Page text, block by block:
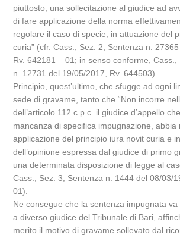
piuttosto, una sollecitazione al giudice ad
di fare applicazione della norma
regolare il caso di specie, in attuazione del
curia” (cfr. Cass., Sez. 2, Sentenza n.
Rv. 642181 – 01; in senso conforme, Cass.,
n. 12731 del 19/05/2017, Rv. 644503).
Principio, quest’ultimo, che sfugge ad ogni
sede di gravame, tanto che “Non incorre
dell’articolo 112 c.p.c. il giudice d’appello
mancanza di specifica impugnazione, abbia
applicazione del principio iura novit curia e
dell’opinione espressa dal giudice di primo
una determinata disposizione di legge al
Cass., Sez. 3, Sentenza n. 1444 del 08/03/
01).
Ne consegue che la sentenza impugnata
a diverso giudice del Tribunale di Bari,
merito il motivo di gravame sollevato dal